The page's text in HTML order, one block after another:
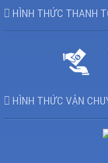
HÌNH THỨC THANH
HÌNH THỨC VẬN